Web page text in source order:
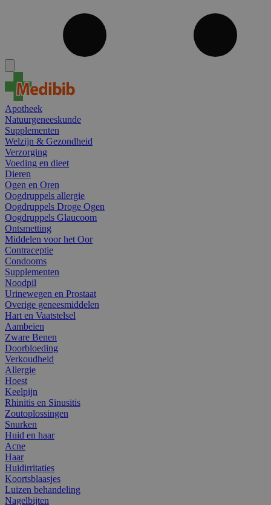
Apotheek
Natuurgeneeskunde
Supplementen
Welzijn & Gezondheid
Verzorging
Voeding en dieet
Dieren
Ogen en Oren
Oogdruppels allergie
Oogdruppels Droge Ogen
Oogdruppels Glaucoom
Ontsmetting
Middelen voor het Oor
Contraceptie
Condooms
Supplementen
Noodpil
Urinewegen en Prostaat
Overige geneesmiddelen
Hart en Vaatstelsel
Aambeien
Zware Benen
Doorbloeding
Verkoudheid
Allergie
Hoest
Keelpijn
Rhinitis en Sinusitis
Zoutoplossingen
Snurken
Huid en haar
Acne
Haar
Huidirritaties
Koortsblaasjes
Luizen behandeling
Nagelbijten